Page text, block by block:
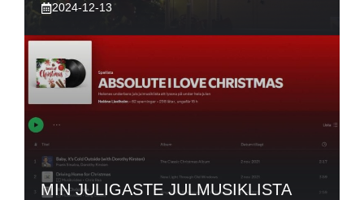
2024-12-13
MIN JULIGASTE JULMUSIKLISTA